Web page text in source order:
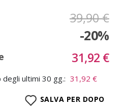
39,90 €
-20%
31,92 €
ultimi 30 gg.: 31,92 €
SALVA PER DOPO